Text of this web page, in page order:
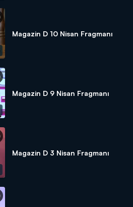
Magazin D 10 Nisan Fragmanı
Magazin D 9 Nisan Fragmanı
Magazin D 3 Nisan Fragmanı